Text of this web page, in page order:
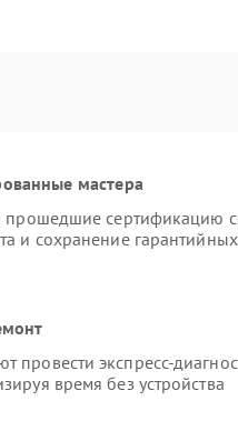
мастера
сертификацию
и сохранение гарантийных
экспресс-
время без устройства